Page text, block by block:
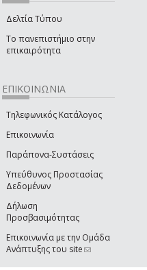
Δελτία Τύπου
Το πανεπιστήμιο στην
επικαιρότητα
ΕΠΙΚΟΙΝΩΝΙΑ
Τηλεφωνικός Κατάλογος
Επικοινωνία
Παράπονα-Συστάσεις
Υπεύθυνος Προστασίας
Δεδομένων
Δήλωση
Προσβασιμότητας
Επικοινωνία με την Ομάδα
Ανάπτυξης του site(link sends e-mail)